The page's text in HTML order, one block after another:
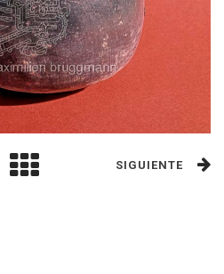
SIGUIENTE